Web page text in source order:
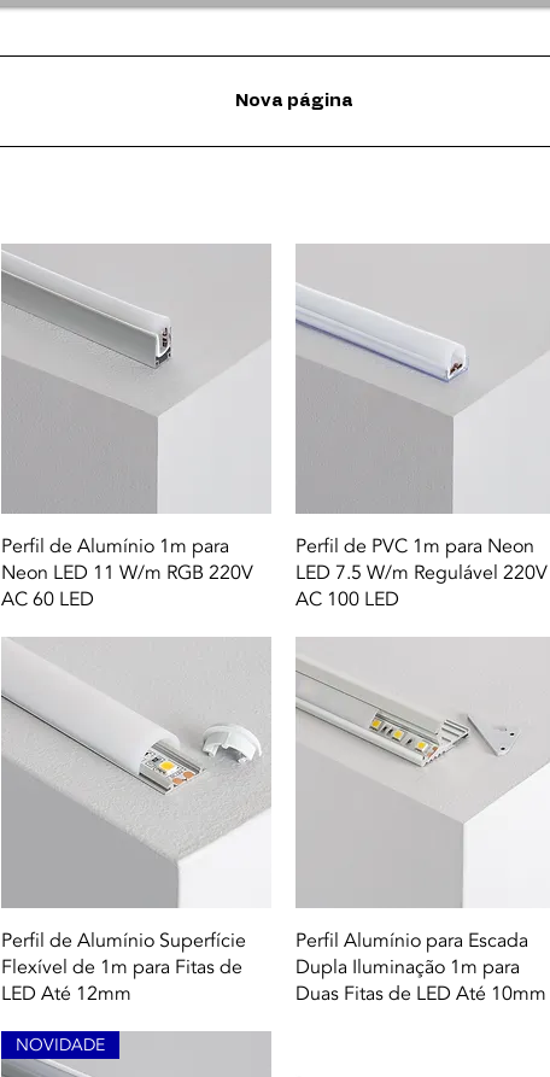
Nova página
Quick View
Perfil de Alumínio 1m para
Neon LED 11 W/m RGB 220V
AC 60 LED
Quick View
Perfil de PVC 1m para Neon
LED 7.5 W/m Regulável 220V
AC 100 LED
Quick View
Perfil de Alumínio Superfície
Flexível de 1m para Fitas de
LED Até 12mm
Quick View
Perfil Alumínio para Escada
Dupla Iluminação 1m para
Duas Fitas de LED Até 10mm
NOVIDADE